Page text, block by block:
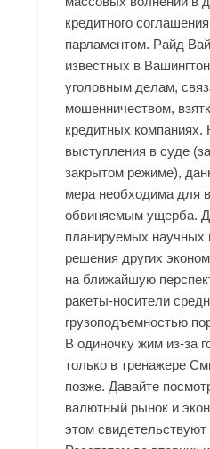
кредитного
парламентом. Райд
известных в
уголовным делам,
мошенничеством,
кредитных компаниях.
выступления в суде
закрытом режиме),
мера необходима для
обвиняемым ущерба.
планируемых научных
решения других
на ближайшую
ракеты-носители
грузоподъемностью
В одиночку жим из-за
только в тренажере
позже. Давайте
валютный рынок и
этом